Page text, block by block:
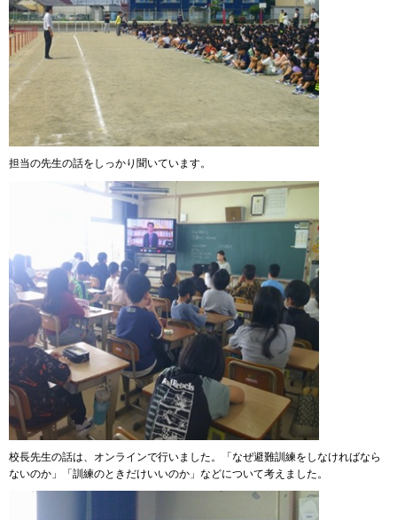
担当の先生の話をしっかり聞いています。
校長先生の話は、オンラインで行いました。「なぜ避難訓練をしなければなら
ないのか」「訓練のときだけいいのか」などについて考えました。